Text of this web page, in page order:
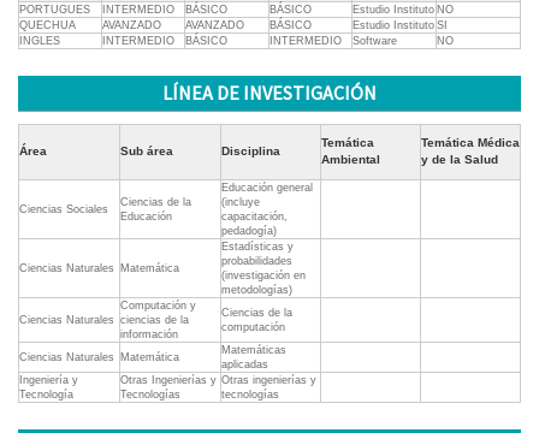
PORTUGUES INTERMEDIO BÁSICO BÁSICO Estudio Instituto NO
QUECHUA
AVANZADO AVANZADO BÁSICO Estudio Instituto SI
INGLES
INTERMEDIO BÁSICO INTERMEDIO Software NO
LÍNEA DE INVESTIGACIÓN
Área Sub área Disciplina
Temática
Ambiental
Temática Médica
y de la Salud
Ciencias Sociales
Ciencias de la
Educación
Educación general
(incluye
capacitación,
pedadogía)
Ciencias Naturales Matemática
Estadísticas y
probabilidades
(investigación en
metodologías)
Ciencias Naturales
Computación y
ciencias de la
información
Ciencias de la
computación
Ciencias Naturales Matemática
Matemáticas
aplicadas
Ingeniería y
Tecnología
Otras Ingenierías y
Tecnologías
Otras ingenierías y
tecnologías